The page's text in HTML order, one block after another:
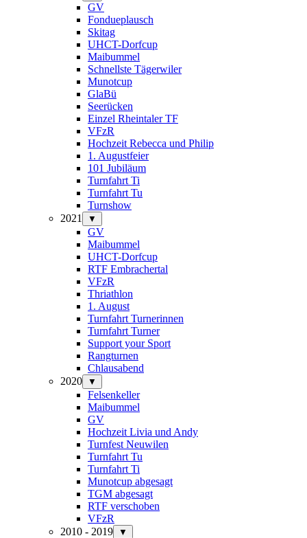
GV
Fondueplausch
Skitag
UHCT-Dorfcup
Maibummel
Schnellste Tägerwiler
Munotcup
GlaBü
Seerücken
Einzel Rheintaler TF
VFzR
Hochzeit Rebecca und Philip
1. Augustfeier
101 Jubiläum
Turnfahrt Ti
Turnfahrt Tu
Turnshow
2021
▼
GV
Maibummel
UHCT-Dorfcup
RTF Embrachertal
VFzR
Thriathlon
1. August
Turnfahrt Turnerinnen
Turnfahrt Turner
Support your Sport
Rangturnen
Chlausabend
2020
▼
Felsenkeller
Maibummel
GV
Hochzeit Livia und Andy
Turnfest Neuwilen
Turnfahrt Tu
Turnfahrt Ti
Munotcup abgesagt
TGM abgesagt
RTF verschoben
VFzR
2010 - 2019
▼